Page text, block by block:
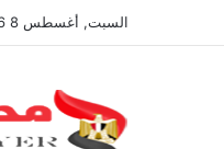
السبت, أغسطس 8 2026